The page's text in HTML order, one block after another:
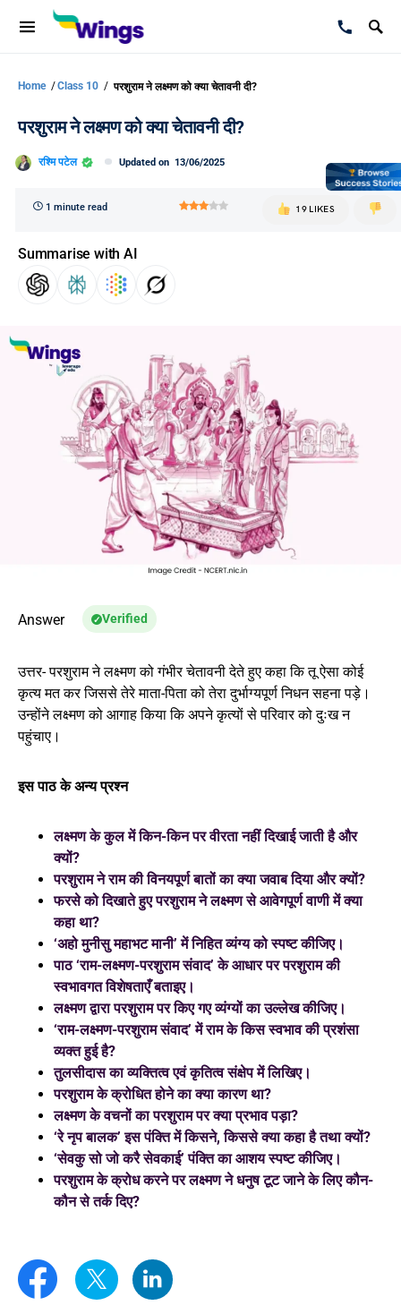
Home /Class 10 / परशुराम ने लक्ष्मण को क्या चेतावनी दी?
परशुराम ने लक्ष्मण को क्या चेतावनी दी?
रश्मि पटेल Updated on 13/06/2025
1 minute read 19 LIKES
Summarise with AI
Answer Verified
उत्तर- परशुराम ने लक्ष्मण को गंभीर चेतावनी देते हुए कहा कि तू ऐसा कोई
कृत्य मत कर जिससे तेरे माता-पिता को तेरा दुर्भाग्यपूर्ण निधन सहना पड़े।
उन्होंने लक्ष्मण को आगाह किया कि अपने कृत्यों से परिवार को दुःख न
पहुंचाए।
इस पाठ के अन्य प्रश्न
लक्ष्मण के कुल में किन-किन पर वीरता नहीं दिखाई जाती है और
क्यों?
परशुराम ने राम की विनयपूर्ण बातों का क्या जवाब दिया और क्यों?
फरसे को दिखाते हुए परशुराम ने लक्ष्मण से आवेगपूर्ण वाणी में क्या
कहा था?
‘अहो मुनीसु महाभट मानी’ में निहित व्यंग्य को स्पष्ट कीजिए।
पाठ ‘राम-लक्ष्मण-परशुराम संवाद’ के आधार पर परशुराम की
स्वभावगत विशेषताएँ बताइए।
लक्ष्मण द्वारा परशुराम पर किए गए व्यंग्यों का उल्लेख कीजिए।
‘राम-लक्ष्मण-परशुराम संवाद’ में राम के किस स्वभाव की प्रशंसा
व्यक्त हुई है?
तुलसीदास का व्यक्तित्व एवं कृतित्व संक्षेप में लिखिए।
परशुराम के क्रोधित होने का क्या कारण था?
लक्ष्मण के वचनों का परशुराम पर क्या प्रभाव पड़ा?
‘रे नृप बालक’ इस पंक्ति में किसने, किससे क्या कहा है तथा क्यों?
‘सेवकु सो जो करै सेवकाई’ पंक्ति का आशय स्पष्ट कीजिए।
परशुराम के क्रोध करने पर लक्ष्मण ने धनुष टूट जाने के लिए कौन-
कौन से तर्क दिए?